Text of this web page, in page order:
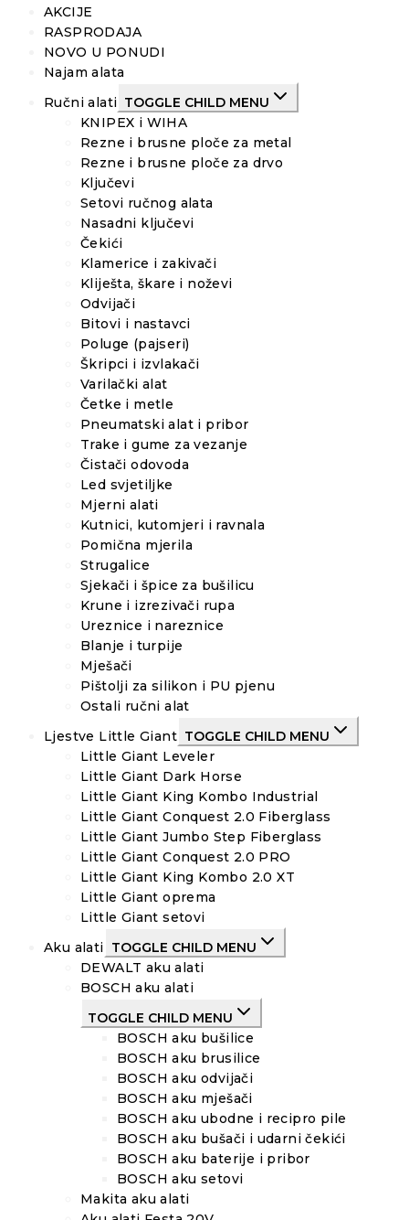
AKCIJE
RASPRODAJA
NOVO U PONUDI
Najam alata
Ručni alati TOGGLE CHILD MENU
KNIPEX i WIHA
Rezne i brusne ploče za metal
Rezne i brusne ploče za drvo
Ključevi
Setovi ručnog alata
Nasadni ključevi
Čekići
Klamerice i zakivači
Kliješta, škare i noževi
Odvijači
Bitovi i nastavci
Poluge (pajseri)
Škripci i izvlakači
Varilački alat
Četke i metle
Pneumatski alat i pribor
Trake i gume za vezanje
Čistači odovoda
Led svjetiljke
Mjerni alati
Kutnici, kutomjeri i ravnala
Pomična mjerila
Strugalice
Sjekači i špice za bušilicu
Krune i izrezivači rupa
Ureznice i nareznice
Blanje i turpije
Mješači
Pištolji za silikon i PU pjenu
Ostali ručni alat
Ljestve Little Giant TOGGLE CHILD MENU
Little Giant Leveler
Little Giant Dark Horse
Little Giant King Kombo Industrial
Little Giant Conquest 2.0 Fiberglass
Little Giant Jumbo Step Fiberglass
Little Giant Conquest 2.0 PRO
Little Giant King Kombo 2.0 XT
Little Giant oprema
Little Giant setovi
Aku alati TOGGLE CHILD MENU
DEWALT aku alati
BOSCH aku alati
TOGGLE CHILD MENU
BOSCH aku bušilice
BOSCH aku brusilice
BOSCH aku odvijači
BOSCH aku mješači
BOSCH aku ubodne i recipro pile
BOSCH aku bušači i udarni čekići
BOSCH aku baterije i pribor
BOSCH aku setovi
Makita aku alati